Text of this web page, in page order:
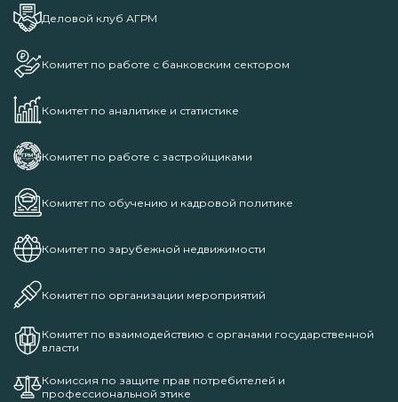
Деловой клуб АГРМ
Комитет по работе с банковским сектором
Комитет по аналитике и статистике
Комитет по работе с застройщиками
Комитет по обучению и кадровой политике
Комитет по зарубежной недвижимости
Комитет по организации мероприятий
Комитет по взаимодействию с органами государственной
власти
Комиссия по защите прав потребителей и
профессиональной этике